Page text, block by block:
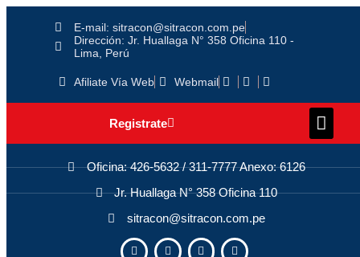
E-mail: sitracon@sitracon.com.pe
Dirección: Jr. Huallaga N° 358 Oficina 110 -
Lima, Perú
Afiliate Vía Web Webmail
Registrate
Oficina: 426-5632 / 311-7777 Anexo: 6126
Jr. Huallaga N° 358 Oficina 110
sitracon@sitracon.com.pe